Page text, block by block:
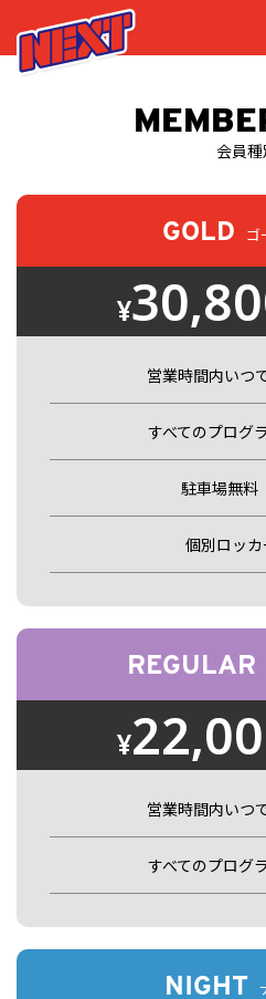
会員種
GOLD ゴ
¥
営業時間内いつ
すべてのプログ
駐車場無料
個別ロッ
REGULAR
¥
営業時間内いつ
すべてのプログ
NIGHT